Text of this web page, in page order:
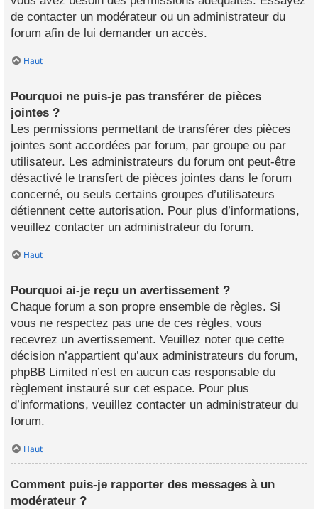
de contacter un modérateur ou un administrateur du
forum afin de lui demander un accès.
Haut
Pourquoi ne puis-je pas transférer de pièces
jointes ?
Les permissions permettant de transférer des pièces
jointes sont accordées par forum, par groupe ou par
utilisateur. Les administrateurs du forum ont peut-être
désactivé le transfert de pièces jointes dans le forum
concerné, ou seuls certains groupes d’utilisateurs
détiennent cette autorisation. Pour plus d’informations,
veuillez contacter un administrateur du forum.
Haut
Pourquoi ai-je reçu un avertissement ?
Chaque forum a son propre ensemble de règles. Si
vous ne respectez pas une de ces règles, vous
recevrez un avertissement. Veuillez noter que cette
décision n’appartient qu’aux administrateurs du forum,
phpBB Limited n’est en aucun cas responsable du
règlement instauré sur cet espace. Pour plus
d’informations, veuillez contacter un administrateur du
forum.
Haut
Comment puis-je rapporter des messages à un
modérateur ?